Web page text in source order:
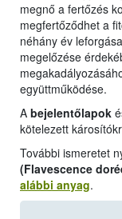
megnő a fertőzés
megfertőződhet a
néhány év
megelőzése
együttműködése.
A bejelentőlapok
kötelezett
További ismeretet
(Flavescence
alábbi anyag.